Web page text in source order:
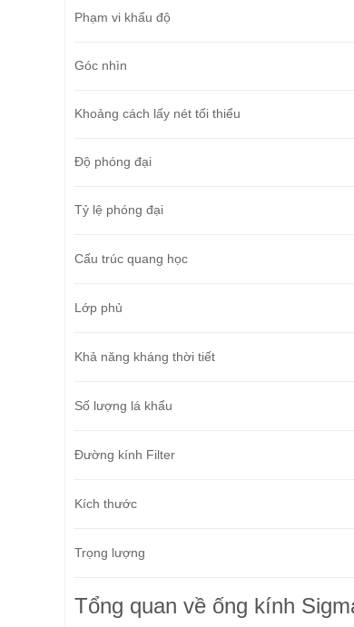
Phạm vi khẩu độ
Góc nhìn
Khoảng cách lấy nét tối thiểu
Độ phóng đại
Tỷ lệ phóng đại
Cấu trúc quang học
Lớp phủ
Khả năng kháng thời tiết
Số lượng lá khẩu
Đường kính Filter
Kích thước
Trọng lượng
Tổng quan về ống kính